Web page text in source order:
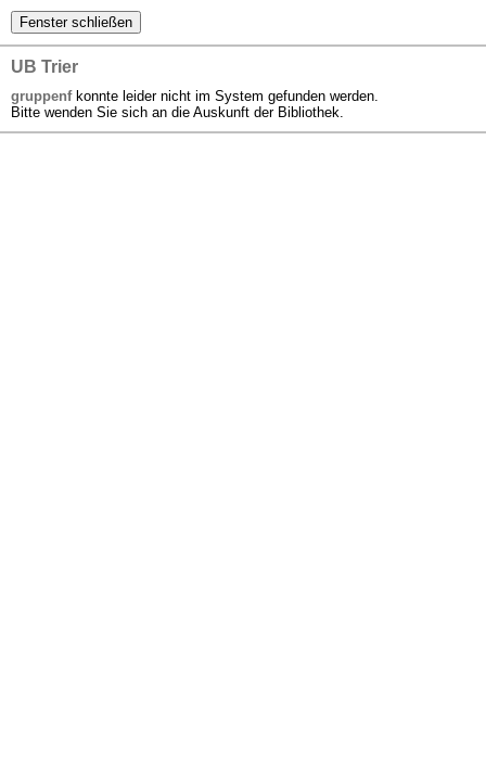
UB Trier
gruppenfkonnte leider nicht im System gefunden werden.
Bitte wenden Sie sich an die Auskunft der Bibliothek.